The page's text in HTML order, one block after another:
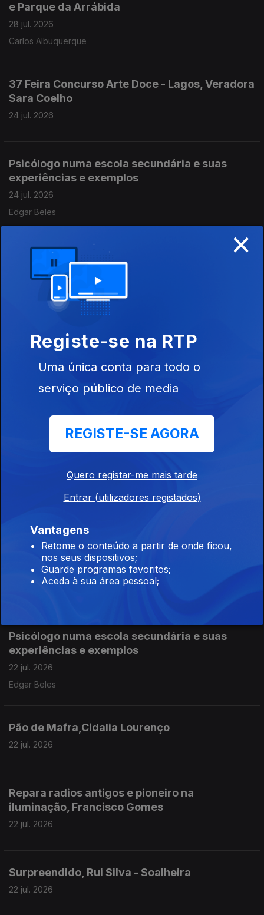
e Parque da Arrábida
28 jul. 2026
Carlos Albuquerque
37 Feira Concurso Arte Doce - Lagos, Veradora
Sara Coelho
24 jul. 2026
Psicólogo numa escola secundária e suas
experiências e exemplos
24 jul. 2026
Edgar Beles
Rafael Figueiredo - Padeiro com 20 anos
24 jul. 2026
24 jul. 2026
Festival de Lavre - Montemor o Novo, André
24 jul. 2026
de Messines
Assoc. Centro Recreativo do Casal da Serra -
Castelo Branco
22 jul. 2026
Psicólogo numa escola secundária e suas
experiências e exemplos
22 jul. 2026
Edgar Beles
Pão de Mafra,Cidalia Lourenço
22 jul. 2026
Repara radios antigos e pioneiro na
iluminação, Francisco Gomes
22 jul. 2026
Surpreendido, Rui Silva - Soalheira
22 jul. 2026
×
Registe-se na RTP
Uma única conta para todo o
serviço público de media
REGISTE-SE AGORA
Quero registar-me mais tarde
Entrar (utilizadores registados)
Vantagens
Retome o conteúdo a partir de onde ficou,
nos seus dispositivos;
Guarde programas favoritos;
Aceda à sua área pessoal;